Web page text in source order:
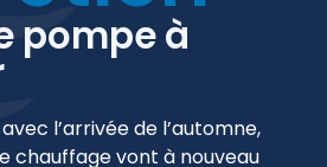
pompe à
l’arrivée de l’automne,
chauffage vont à nouveau